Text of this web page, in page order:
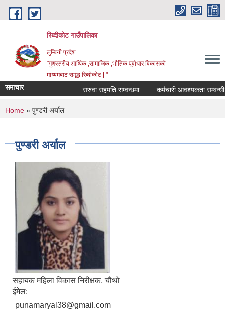
Skip to main content
रिब्दीकोट गाउँपालिका
लुम्बिनी प्रदेश
"गुणस्तरीय आर्थिक ,सामाजिक ,भौतिक पूर्वाधार विकासको
माध्यमबाट समृद्ध रिब्दीकोट | "
समाचार सरुवा सहमति सम्वन्धमा कर्मचारी आवश्यकता सम्वन्धी
You are here
Home » पुण्डरी अर्याल
पुण्डरी अर्याल
सहायक महिला विकास निरीक्षक, चौथो
ईमेल:
punamaryal38@gmail.com